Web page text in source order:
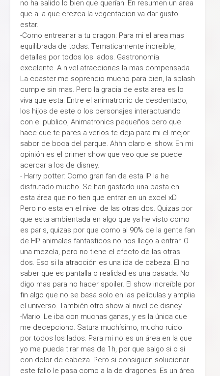
no ha salido lo bien que querían. En resumen un area
que a la que crezca la vegentacion va dar gusto
estar.
-Como entreanar a tu dragon: Para mi el area mas
equilibrada de todas. Tematicamente increible,
detalles por todos los lados. Gastronomía
excelente. A nivel atracciones la mas compensada.
La coaster me soprendio mucho para bien, la splash
cumple sin mas. Pero la gracia de esta area es lo
viva que esta. Entre el animatronic de desdentado,
los hijos de este o los personajes interactuando
con el publico, Animatronics pequeños pero que
hace que te pares a verlos te deja para mi el mejor
sabor de boca del parque. Ahhh claro el show. En mi
opinión es el primer show que veo que se puede
acercar a los de disney.
- Harry potter: Como gran fan de esta IP la he
disfrutado mucho. Se han gastado una pasta en
esta área que no tien que entrar en un excel xD.
Pero no esta en el nivel de las otras dos. Quizas por
que esta ambientada en algo que ya he visto como
es paris, quizas por que como al 90% de la gente fan
de HP animales fantasticos no nos llego a entrar. O
una mezcla, pero no tiene el efecto de las otras
dos. Eso si la atracción es una ida de cabeza. El no
saber que es pantalla o realidad es una pasada. No
digo mas para no hacer spoiler. El show increíble por
fin algo que no se basa solo en las películas y amplia
el universo. También otro show al nivel de disney.
-Mario: Le iba con muchas ganas, y es la única que
me decepciono. Satura muchísimo, mucho ruido
por todos los lados. Para mi no es un área en la que
yo me pueda tirar mas de 1h, por que salgo si o si
con dolor de cabeza. Pero si consiguen solucionar
este fallo le pasa como a la de dragones. Es un área